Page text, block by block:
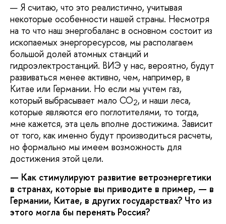
— Я считаю, что это реалистично, учитывая
некоторые особенности нашей страны. Несмотря
на то что наш энергобаланс в основном состоит из
ископаемых энергоресурсов, мы располагаем
большой долей атомных станций и
гидроэлектростанций. ВИЭ у нас, вероятно, будут
развиваться менее активно, чем, например, в
Китае или Германии. Но если мы учтем газ,
который выбрасывает мало CO2, и наши леса,
которые являются его поглотителями, то тогда,
мне кажется, эта цель вполне достижима. Зависит
от того, как именно будут производиться расчеты,
но формально мы имеем возможность для
достижения этой цели.
— Как стимулируют развитие ветроэнергетики
в странах, которые вы приводите в пример, — в
Германии, Китае, в других государствах? Что из
этого могла бы перенять Россия?